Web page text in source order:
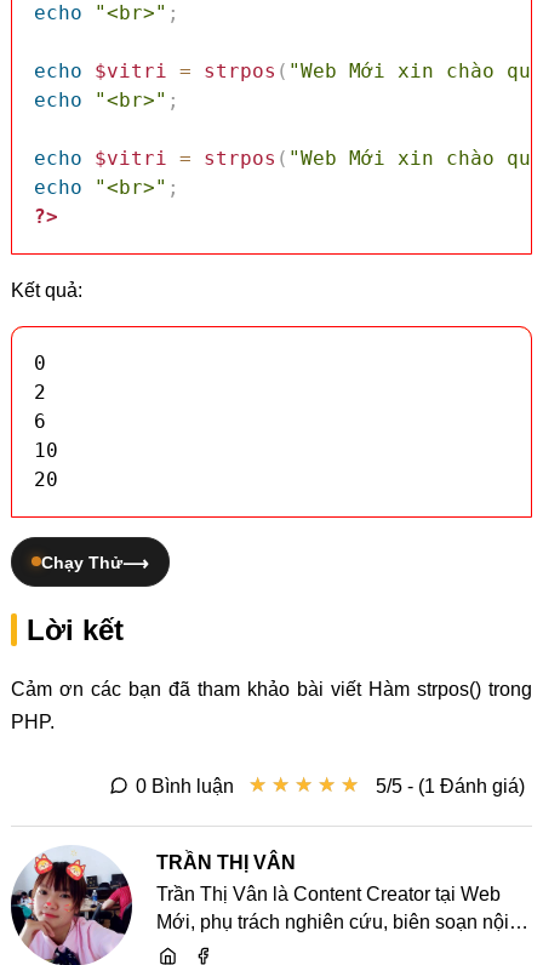
echo
"<br>" ;
echo $vitri = strpos ( "Web Mới xin chào
echo
"<br>" ;
echo $vitri = strpos ( "Web Mới xin chào
echo
"<br>" ;
?>
Kết quả:
0
2
6
10
20
Chạy Thử
Lời kết
Cảm ơn các bạn đã tham khảo bài viết Hàm strpos() trong
PHP.
★ ★ ★ ★ ★
★ ★ ★ ★ ★ 5/5 - (1 Đánh giá)
0 Bình luận
TRẦN THỊ VÂN
Trần Thị Vân là Content Creator tại Web
Mới, phụ trách nghiên cứu, biên soạn nội
dung và chia sẻ kiến thức về website, SEO,